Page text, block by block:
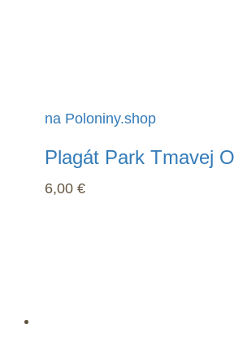
na Poloniny.shop
Plagát Park Tmavej
6,00 €